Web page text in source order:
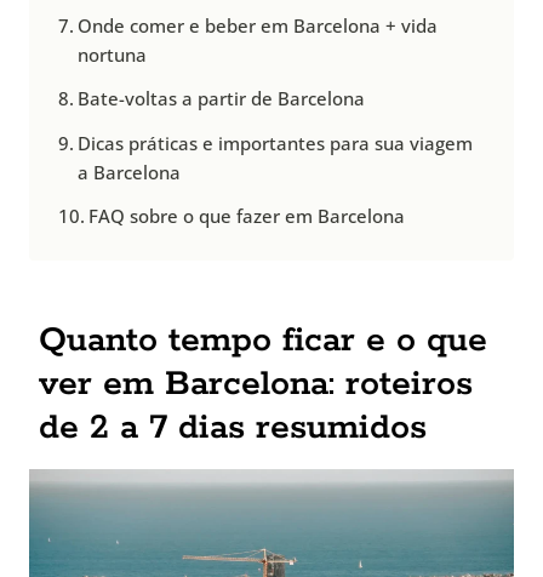
Onde comer e beber em Barcelona + vida
nortuna
Bate-voltas a partir de Barcelona
Dicas práticas e importantes para sua viagem
a Barcelona
FAQ sobre o que fazer em Barcelona
Quanto tempo ficar e o que
ver em Barcelona: roteiros
de 2 a 7 dias resumidos